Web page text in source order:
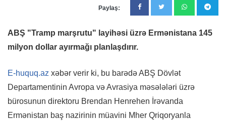
Paylaş:
ABŞ "Tramp marşrutu" layihəsi üzrə Ermənistana 145
milyon dollar ayırmağı planlaşdırır.
E-huquq.az xəbər verir ki, bu barədə ABŞ Dövlət
Departamentinin Avropa və Avrasiya məsələləri üzrə
bürosunun direktoru Brendan Henrehen İrəvanda
Ermənistan baş nazirinin müavini Mher Qriqoryanla